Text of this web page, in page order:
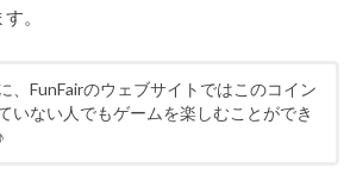
。
、FunFairのウェブサイトではこのコイン
いない人でもゲームを楽しむことができ